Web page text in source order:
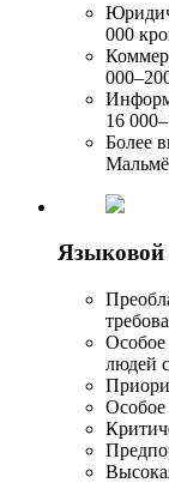
000
16
Более
Мальмё
Языковой
Особое
людей
Особое